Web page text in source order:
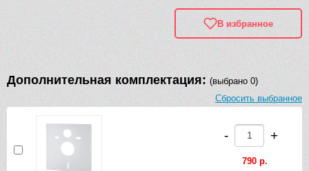
В избранное
Дополнительная комплектация: (выбрано 0)
Сбросить выбранное
- +
790 р.